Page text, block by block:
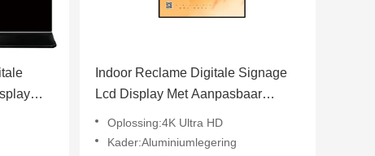
Indoor Reclame Digitale Signage
Lcd Display Met Aanpasbaar
Oplossing:4K Ultra HD
Kader:Aluminiumlegering